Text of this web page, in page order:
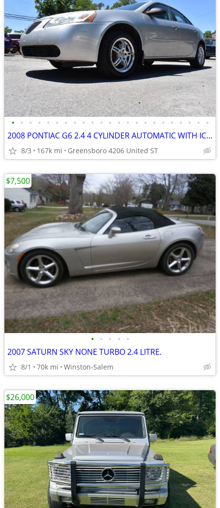
• • • • • • • • • • • • • • • • • • • • • • •
2008 PONTIAC G6 2.4 4 CYLINDER AUTOMATIC WITH ICE COLD AC
8/3 167k mi Greensboro 4206 United ST
• • • • •
2007 SATURN SKY NONE TURBO 2.4 LITRE.
8/1 70k mi Winston-Salem
$7,500
$26,000